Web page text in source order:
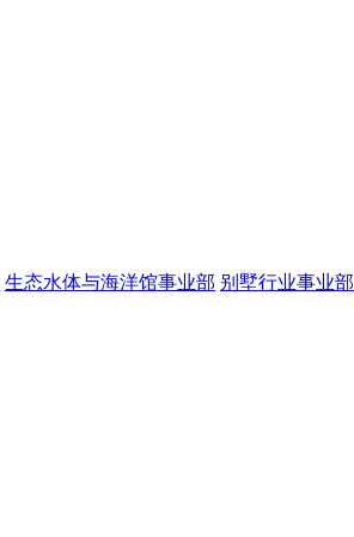
生态水体与海洋馆事业部 别墅行业事业部